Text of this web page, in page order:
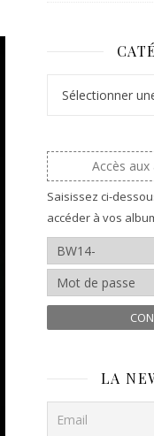
Accès aux
Saisissez ci-
accéder à vos
LA